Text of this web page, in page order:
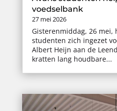
voedselbank
27 mei 2026
Gisterenmiddag, 26 mei,
studenten zich ingezet
Albert Heijn aan de
kratten lang houdbare...